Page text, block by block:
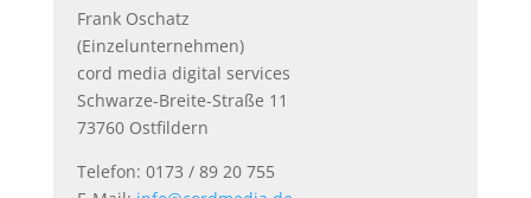
Frank Oschatz
(Einzelunternehmen)
cord media digital services
Schwarze-Breite-Straße 11
73760 Ostfildern
Telefon: 0173 / 89 20 755